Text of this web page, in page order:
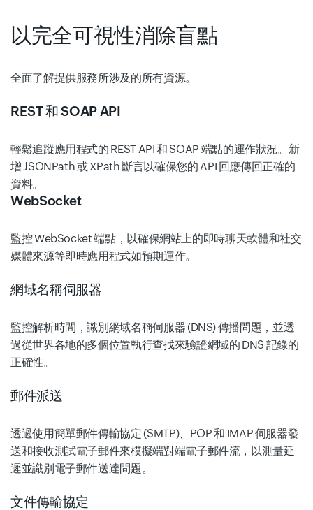
以完全可視性消除盲點
全面了解提供服務所涉及的所有資源。
REST 和 SOAP API
輕鬆追蹤應用程式的 REST API 和 SOAP 端點的運作狀況。新
增 JSONPath 或 XPath 斷言以確保您的 API 回應傳回正確的
資料。
WebSocket
監控 WebSocket 端點，以確保網站上的即時聊天軟體和社交
媒體來源等即時應用程式如預期運作。
網域名稱伺服器
監控解析時間，識別網域名稱伺服器 (DNS) 傳播問題，並透
過從世界各地的多個位置執行查找來驗證網域的 DNS 記錄的
正確性。
郵件派送
透過使用簡單郵件傳輸協定 (SMTP)、POP 和 IMAP 伺服器發
送和接收測試電子郵件來模擬端對端電子郵件流，以測量延
遲並識別電子郵件送達問題。
文件傳輸協定